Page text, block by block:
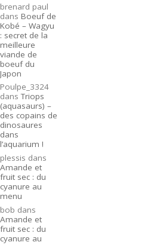
brenard paul
dans Boeuf de
Kobé – Wagyu
: secret de la
meilleure
viande de
boeuf du
Japon
Poulpe_3324
dansTriops
(aquasaurs) –
des copains de
dinosaures
dans
l’aquarium !
plessis dans
Amande et
fruit sec : du
cyanure au
menu
bob dans
Amande et
fruit sec : du
cyanure au